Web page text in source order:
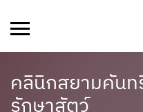
คลินิกสยามคันท